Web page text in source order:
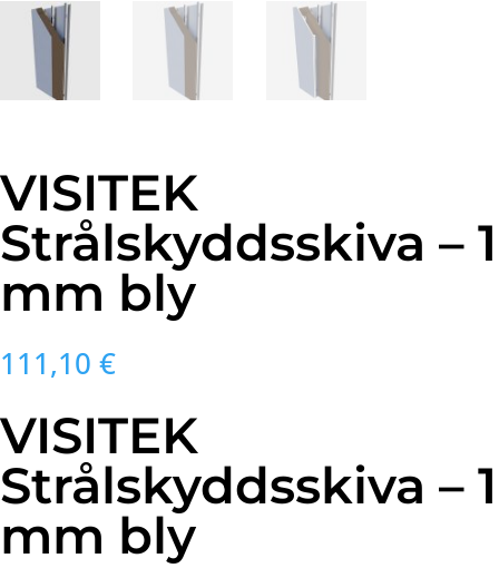
VISITEK
Strålskyddsskiva – 1
mm bly
111,10 €
VISITEK
Strålskyddsskiva – 1
mm bly